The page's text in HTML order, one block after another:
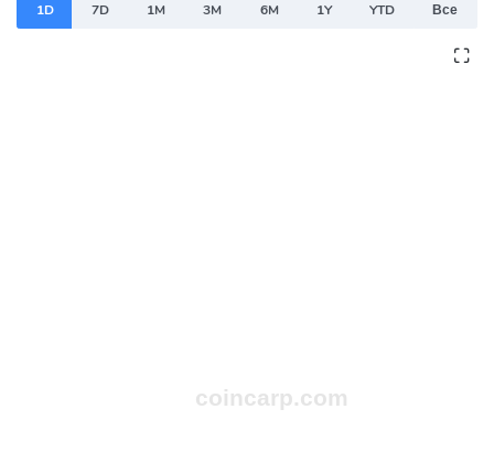
1D 7D 1M 3M 6M 1Y YTD Все